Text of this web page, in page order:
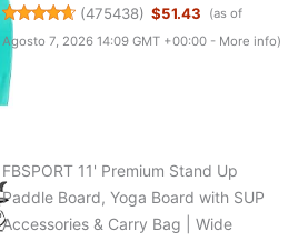
(475438) $51.43
(as of
Agosto 7, 2026 14:09 GMT +00:00 - More info)
FBSPORT 11' Premium Stand Up
Paddle Board, Yoga Board with SUP
Accessories & Carry Bag | Wide